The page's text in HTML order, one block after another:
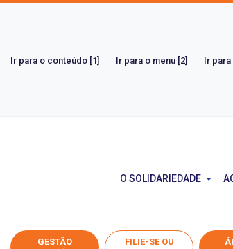
Ir para o conteúdo [1] Ir para o menu [2] Ir para
O SOLIDARIEDADE
GESTÃO
FILIE-SE OU